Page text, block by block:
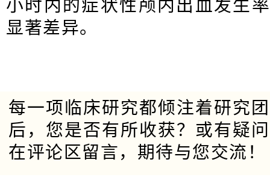
小时内的症状性颅内出血发生
显著差异。
每一项临床研究都倾注着研究
后，您是否有所收获？或有疑
在评论区留言，期待与您交流！